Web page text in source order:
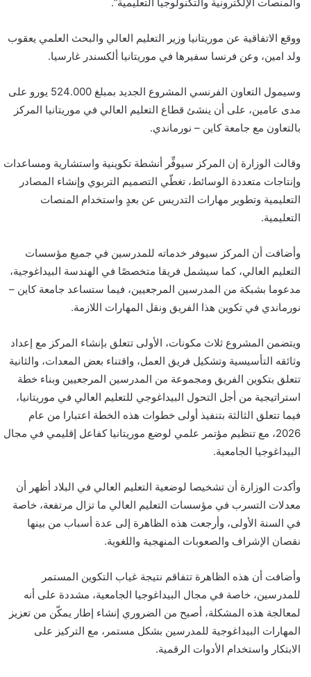
ووقع الاتفاقية عن موريتانيا وزير التعليم العالي والبحث العلمي يعقوب
ولد امين، وعن فرنسا سفيرها في موريتانيا ألكسندر غارسيا.
وسيمول التعاون الفرنسي المشروع الجديد بمبلغ 524.000 يورو على
مدى عامين، على أن ينشئ قطاع التعليم العالي في موريتانيا المركز
بالتعاون مع جامعة كاين – نورماندي.
وقالت الوزارة إن المركز سيوفِّر أنشطة تكوينية واستشارية ومساعدات
وإنتاجات متعددة الوسائط، تغطّي التصميم التربوي وإنشاء المصادر
التعليمية وتطوير مهارات التدريس عن بعدٍ واستخدام المنصات
التعليمية.
وأضافت أن المركز سيوفر خدماته للمدرسين في جميع مؤسسات
التعليم العالي، كما سيشمل فريقا متخصصًا في الهندسة البيداغوجية،
مدعوما بشبكة من المدرسين المرجعيين، فيما ستساعد جامعة كاين –
نورماندي في تكوين هذا الفريق ونقل المهارات اللازمة.
ويتضمن المشروع ثلاث مكونات، الأولى تتعلق بإنشاء المركز مع إعداد
وثائقه التأسيسية وتشكيل فريق العمل، واقتناء بعض المعدات، والثانية
تتعلق بتكوين الفريق ومجموعة من المدرسين المرجعيين وبناء خطة
استراتيجية من أجل التحول البيداغوجي للتعليم العالي في موريتانيا،
فيما تتعلق الثالثة بتنفيذ أولى خطوات هذه الخطة اعتبارا من عام
2026، مع تنظيم مؤتمر علمي لوضع موريتانيا كفاعل إقليمي في مجال
البيداغوجيا الجامعية.
وأكدت الوزارة أن تشخيصا لوضعية التعليم العالي في البلاد أظهر أن
معدلات التسرب في مؤسسات التعليم العالي ما تزال مرتفعة، خاصة
في السنة الأولى، وأرجعت هذه الظاهرة إلى عدة أسباب من بينها
نقصان الإشراف والصعوبات المنهجية واللغوية.
وأضافت أن هذه الظاهرة تتفاقم نتيجة غياب التكوين المستمر
للمدرسين، خاصة في مجال البيداغوجيا الجامعية، مشددة على أنه
لمعالجة هذه المشكلة، أصبح من الضروري إنشاء إطار يمكّن من تعزيز
المهارات البيداغوجية للمدرسين بشكل مستمر، مع التركيز على
الابتكار واستخدام الأدوات الرقمية.